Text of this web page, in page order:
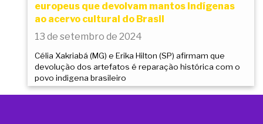
europeus que devolvam mantos indígenas
ao acervo cultural do Brasil
13 de setembro de 2024
Célia Xakriabá (MG) e Erika Hilton (SP) afirmam que
devolução dos artefatos é reparação histórica com o
povo indigena brasileiro